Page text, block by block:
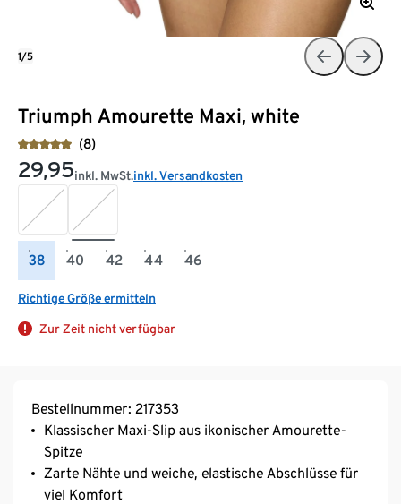
Triumph Amourette Maxi, white
(8)
29,95inkl. MwSt.inkl. Versandkosten
38 40 42 44 46
Richtige Größe ermitteln
Zur Zeit nicht verfügbar
1/5
Bestellnummer: 217353
Klassischer Maxi-Slip aus ikonischer Amourette-
Spitze
Zarte Nähte und weiche, elastische Abschlüsse für
viel Komfort